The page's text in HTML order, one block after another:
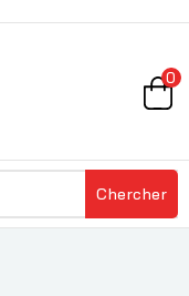
0
Chercher